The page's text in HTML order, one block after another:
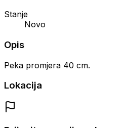
Stanje
Novo
Opis
Peka promjera 40 cm.
Lokacija